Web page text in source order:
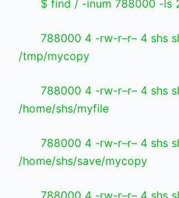
$ find / -inum 788000 -ls
788000 4 -rw-r–r– 4 shs
/tmp/mycopy
788000 4 -rw-r–r– 4 shs
/home/shs/myfile
788000 4 -rw-r–r– 4 shs
/home/shs/save/mycopy
788000 4 -rw-r–r– 4 shs